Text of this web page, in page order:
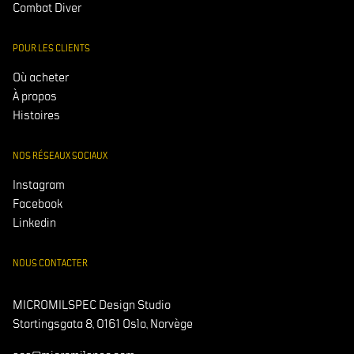
Combat Diver
POUR LES CLIENTS
Où acheter
À propos
Histoires
NOS RÉSEAUX SOCIAUX
Instagram
Facebook
Linkedin
NOUS CONTACTER
MICROMILSPEC Design Studio
Stortingsgata 8, 0161 Oslo, Norvège